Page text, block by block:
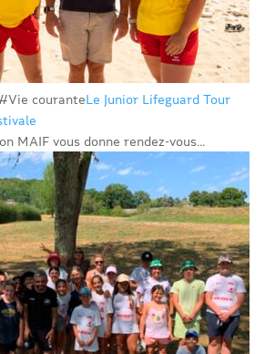
couranteLe Junior Lifeguard Tour
MAIF vous donne rendez-vous...